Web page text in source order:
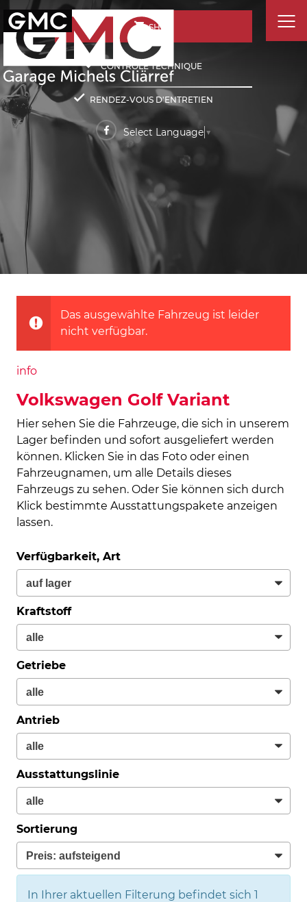
SHOP
CONTRÔLE TECHNIQUE
RENDEZ-VOUS D'ENTRETIEN
Select Language ▼
Das ausgewählte Fahrzeug ist leider
nicht verfügbar.
info
Volkswagen Golf Variant
Hier sehen Sie die Fahrzeuge, die sich in unserem
Lager befinden und sofort ausgeliefert werden
können. Klicken Sie in das Foto oder einen
Fahrzeugnamen, um alle Details dieses
Fahrzeugs zu sehen. Oder Sie können sich durch
Klick bestimmte Ausstattungspakete anzeigen
lassen.
Verfügbarkeit, Art
Kraftstoff
Getriebe
Antrieb
Ausstattungslinie
Sortierung
In Ihrer aktuellen Filterung befindet sich 1